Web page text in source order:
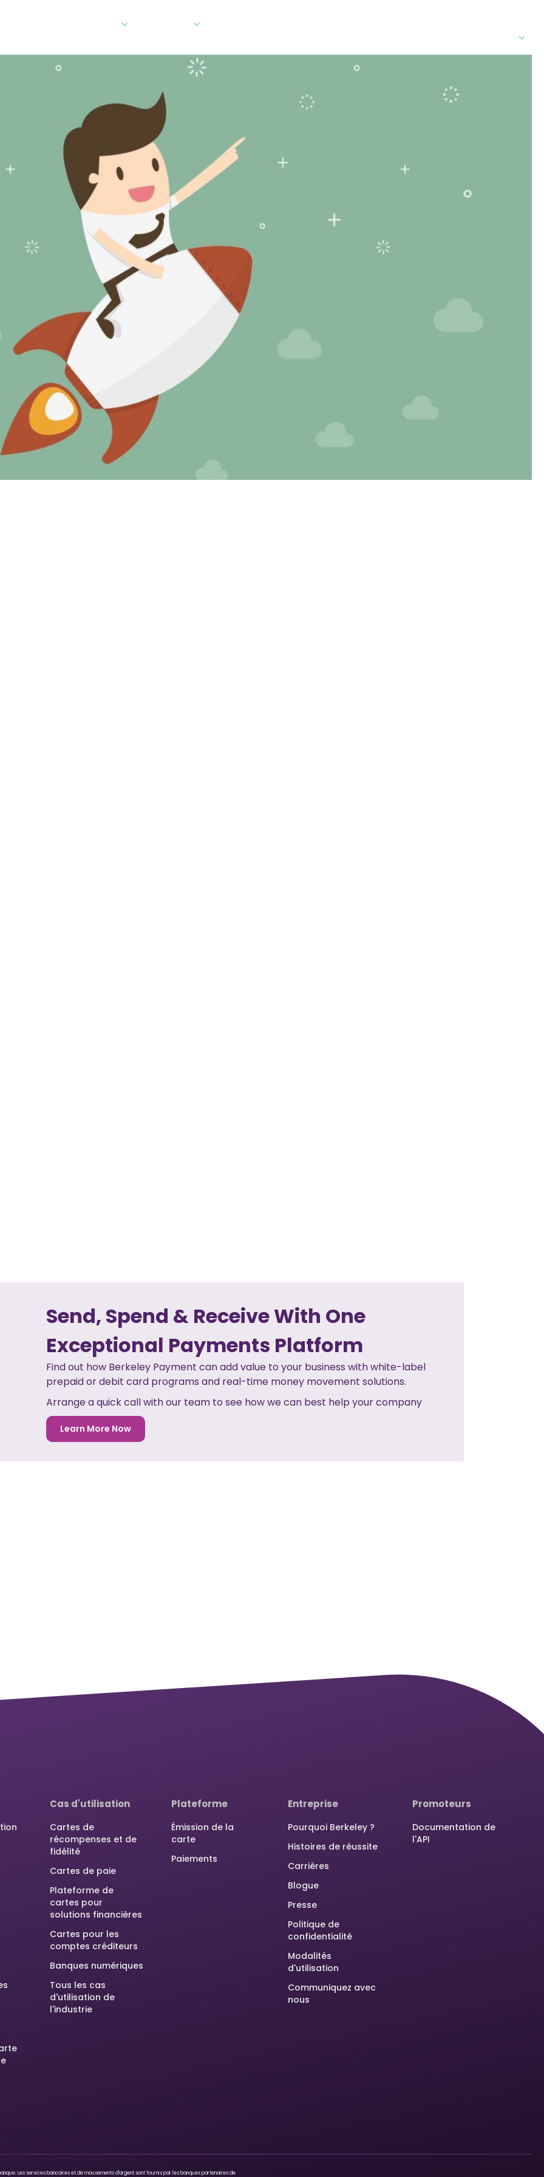
Send, Spend & Receive With One
Exceptional Payments Platform
Find out how Berkeley Payment can add value to your business with white-label
prepaid or debit card programs and real-time money movement solutions.
Arrange a quick call with our team to see how we can best help your company
Learn More Now
Cas d'utilisation
Cartes de
récompenses et de
fidélité
Cartes de paie
Plateforme de
cartes pour
solutions financières
Cartes pour les
comptes créditeurs
Banques numériques
Tous les cas
d'utilisation de
l'industrie
Plateforme
Émission de la
carte
Paiements
Entreprise
Pourquoi Berkeley ?
Histoires de réussite
Carrières
Blogue
Presse
Politique de
confidentialité
Modalités
d'utilisation
Communiquez avec
nous
Promoteurs
Documentation de
l'API
Les services bancaires et de mouvements d'argent sont fournis par les banques partenaires de